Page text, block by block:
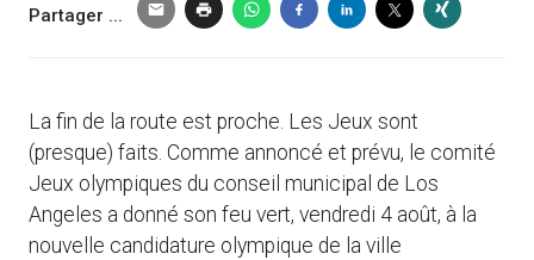
Partager ...
La fin de la route est proche. Les Jeux sont
(presque) faits. Comme annoncé et prévu, le comité
Jeux olympiques du conseil municipal de Los
Angeles a donné son feu vert, vendredi 4 août, à la
nouvelle candidature olympique de la ville